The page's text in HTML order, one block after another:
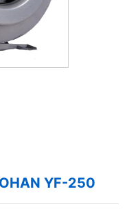
YF-250